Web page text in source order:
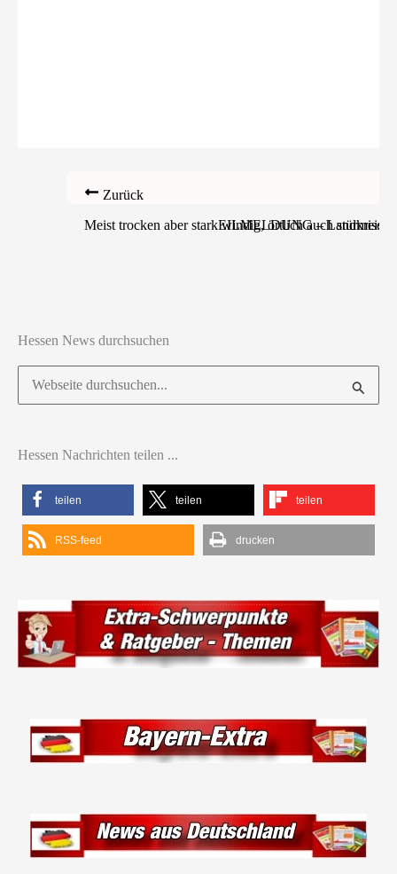
Zurück
Meist trocken aber stark windig, örtlich auch
EILMELDUNG – Landkreis
Hessen News durchsuchen
Suchen
nach:
Hessen Nachrichten teilen ...
teilen teilen teilen
RSS-feed drucken